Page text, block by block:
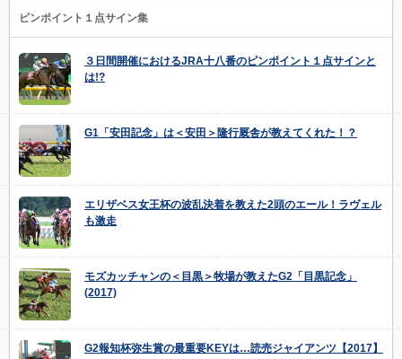
ピンポイント１点サイン集
３日間開催におけるJRA十八番のピンポイント１点サインと
は!?
G1「安田記念」は＜安田＞隆行厩舎が教えてくれた！？
エリザベス女王杯の波乱決着を教えた2頭のエール！ラヴェル
も激走
モズカッチャンの＜目黒＞牧場が教えたG2「目黒記念」
(2017)
G2報知杯弥生賞の最重要KEYは…読売ジャイアンツ【2017】